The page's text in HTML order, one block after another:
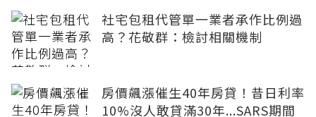
社宅包租代管單一業者承作比例過
高？花敬群：檢討相關機制
房價飆漲催生40年房貸！昔日利率
10%沒人敢貸滿30年...SARS期間